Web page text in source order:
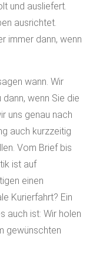
und ausliefert.
ausrichtet.
immer dann, wenn
wann. Wir
wenn Sie die
uns genau nach
auch kurzzeitig
Vom Brief bis
ist auf
einen
Kurierfahrt? Ein
auch ist: Wir holen
gewünschten